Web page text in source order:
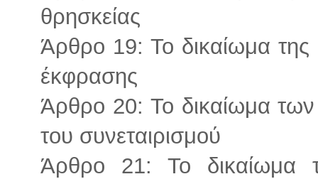
θρησκείας
Άρθρο 19: Το δικαίωμα της
έκφρασης
Άρθρο 20: Το δικαίωμα
του συνεταιρισμού
Άρθρο 21: Το δικαίωμα